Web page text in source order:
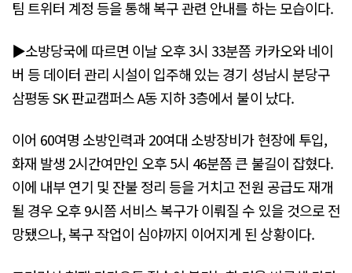
팀 트위터 계정 등을 통해 복구 관련 안내를 하는 모습이다.
▶소방당국에 따르면 이날 오후 3시 33분쯤 카카오와 네이
버 등 데이터 관리 시설이 입주해 있는 경기 성남시 분당구
삼평동 SK 판교캠퍼스 A동 지하 3층에서 불이 났다.
이어 60여명 소방인력과 20여대 소방장비가 현장에 투입,
화재 발생 2시간여만인 오후 5시 46분쯤 큰 불길이 잡혔다.
이에 내부 연기 및 잔불 정리 등을 거치고 전원 공급도 재개
될 경우 오후 9시쯤 서비스 복구가 이뤄질 수 있을 것으로 전
망됐으나, 복구 작업이 심야까지 이어지게 된 상황이다.